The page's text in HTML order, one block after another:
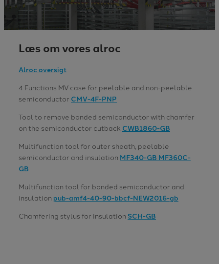
Læs om vores alroc
Alroc oversigt
4 Functions MV case for peelable and non-peelable
semiconductor CMV-4F-PNP
Tool to remove bonded semiconductor with chamfer
on the semiconductor cutback CWB1860-GB
Multifunction tool for outer sheath, peelable
semiconductor and insulation MF340-GB MF360C-
GB
Multifunction tool for bonded semiconductor and
insulation pub-amf4-40-90-bbcf-NEW2016-gb
Chamfering stylus for insulation SCH-GB